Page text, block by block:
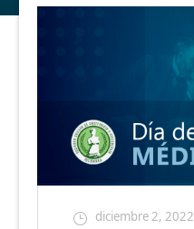
diciembre 2, 2022